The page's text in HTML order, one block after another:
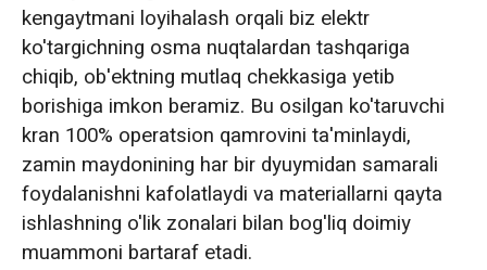
kengaytmani loyihalash orqali biz elektr
ko'targichning osma nuqtalardan tashqariga
chiqib, ob'ektning mutlaq chekkasiga yetib
borishiga imkon beramiz. Bu osilgan ko'taruvchi
kran 100% operatsion qamrovini ta'minlaydi,
zamin maydonining har bir dyuymidan samarali
foydalanishni kafolatlaydi va materiallarni qayta
ishlashning o'lik zonalari bilan bog'liq doimiy
muammoni bartaraf etadi.